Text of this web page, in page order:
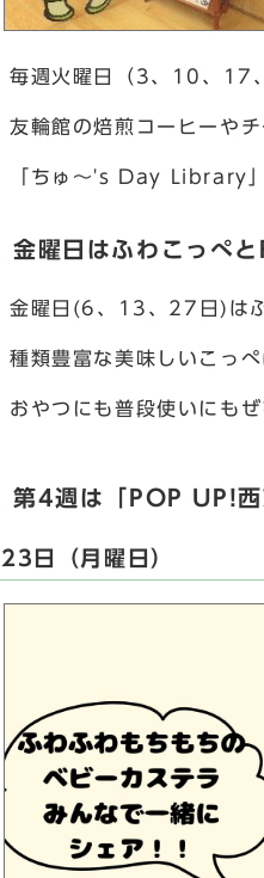
毎週火曜日（3、10、17
友輪館の焙煎コーヒーや
「ちゅ～'s Day Library
金曜日はふわこっぺ
金曜日(6、13、27日)は
種類豊富な美味しいこっ
おやつにも普段使いにも
第4週は「POP UP!西
23日（月曜日）